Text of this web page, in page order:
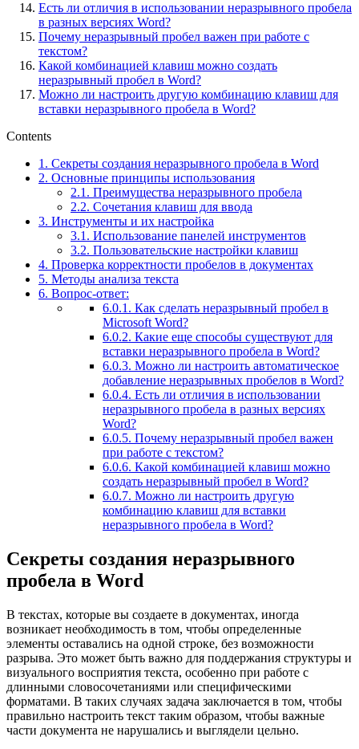
Есть ли отличия в использовании неразрывного пробела
в разных версиях Word?
Почему неразрывный пробел важен при работе с
текстом?
Какой комбинацией клавиш можно создать
неразрывный пробел в Word?
Можно ли настроить другую комбинацию клавиш для
вставки неразрывного пробела в Word?
Contents
1. Секреты создания неразрывного пробела в Word
2. Основные принципы использования
2.1. Преимущества неразрывного пробела
2.2. Сочетания клавиш для ввода
3. Инструменты и их настройка
3.1. Использование панелей инструментов
3.2. Пользовательские настройки клавиш
4. Проверка корректности пробелов в документах
5. Методы анализа текста
6. Вопрос-ответ:
6.0.1. Как сделать неразрывный пробел в
Microsoft Word?
6.0.2. Какие еще способы существуют для
вставки неразрывного пробела в Word?
6.0.3. Можно ли настроить автоматическое
добавление неразрывных пробелов в Word?
6.0.4. Есть ли отличия в использовании
неразрывного пробела в разных версиях
Word?
6.0.5. Почему неразрывный пробел важен
при работе с текстом?
6.0.6. Какой комбинацией клавиш можно
создать неразрывный пробел в Word?
6.0.7. Можно ли настроить другую
комбинацию клавиш для вставки
неразрывного пробела в Word?
Секреты создания неразрывного
пробела в Word
В текстах, которые вы создаете в документах, иногда
возникает необходимость в том, чтобы определенные
элементы оставались на одной строке, без возможности
разрыва. Это может быть важно для поддержания структуры и
визуального восприятия текста, особенно при работе с
длинными словосочетаниями или специфическими
форматами. В таких случаях задача заключается в том, чтобы
правильно настроить текст таким образом, чтобы важные
части документа не нарушались и выглядели цельно.